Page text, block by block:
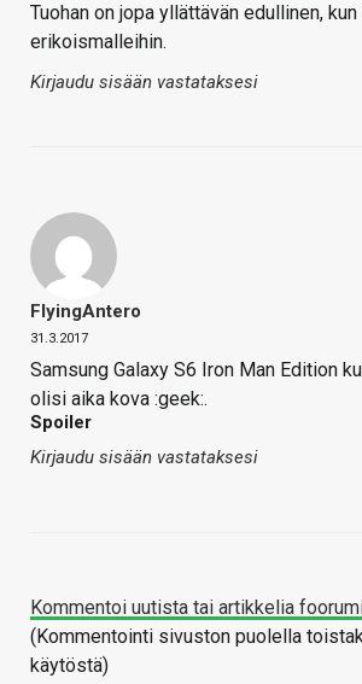
Tuohan on jopa yllättävän edullinen,
erikoismalleihin.
Kirjaudu sisään vastataksesi
FlyingAntero
31.3.2017
Samsung Galaxy S6 Iron Man Edition
olisi aika kova :geek:.
Spoiler
Kirjaudu sisään vastataksesi
Kommentoi uutista tai artikkelia
(Kommentointi sivuston puolella
käytöstä)